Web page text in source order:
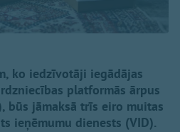
ko iedzīvotāji iegādājas
platformās ārpus
būs jāmaksā trīs eiro muitas
ieņēmumu dienests (VID).